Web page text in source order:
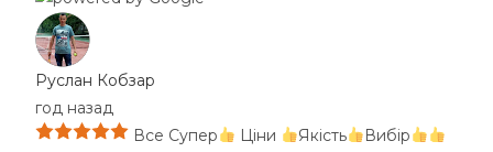
Руслан Кобзар
год назад
Все Супер
Ціни Якість
Вибір